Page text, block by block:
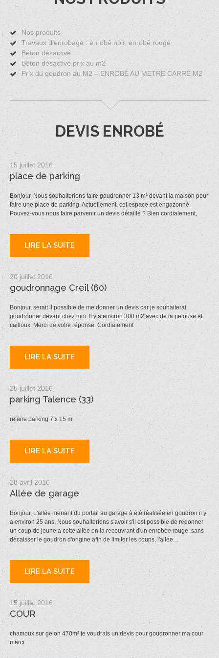
Nos produits
Travaux d’enrobage : enrobé noir, enrobé rouge
Béton désactivé
Béton désactivé prix au m2
Prix du goudron au M2 – ENROBÉ AU METRE CARRÉ M2
DEVIS ENROBÉ
15 juillet 2016
place de parking
Bonjour, Nous souhaiterions faire goudronner 13 m² devant la maison pour
faire une place de parking. Actuellement, cet espace est engazonné.
Pouvez-vous nous faire parvenir un devis détaillé ? Bien cordialement,
LIRE LA SUITE
20 juillet 2016
goudronnage Creil (60)
Bonjour, serait il possible de me donner un devis car je souhaiterai
goudronner devant chez moi. Il y a environ 300 m2 avec de la pelouse et
cailloux. Merci de votre réponse. Cordialement
LIRE LA SUITE
25 juillet 2016
parking Talence (33)
refaire parking 7 x 15 m
LIRE LA SUITE
28 avril 2016
Allée de garage
Bonjour, L'allée menant du portail au garage à été réalisée en goudron il y
a environ 25 ans. Nous souhaiterions s'avoir s'il est possible de redonner
un coup de jeune a cette allée en la recouvrant d'un enrobée rouge, sans
décaisser le goudron d'origine afin de limiter les coups. l'allée…
LIRE LA SUITE
15 juillet 2016
COUR
chamoux sur gelon 470m² je voudrais un devis pour goudronner ma cour
merci